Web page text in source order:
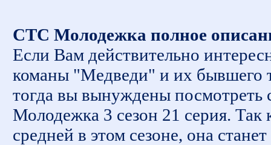
СТС Молодежка полное
Если Вам действительно
команы "Медведи" и их бывшего
тогда вы вынуждены посмотреть
Молодежка 3 сезон 21 серия. Так
средней в этом сезоне, она